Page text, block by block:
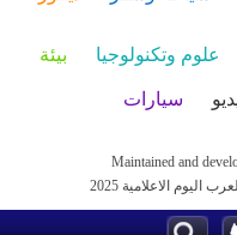
علوم وتكنولوجيا بيئة
سيارات
Maintained and